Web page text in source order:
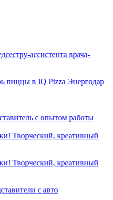
ассистента врача-
пиццы в IQ Pizza Энергодар
с опытом работы
Творческий, креативный
Творческий, креативный
с авто